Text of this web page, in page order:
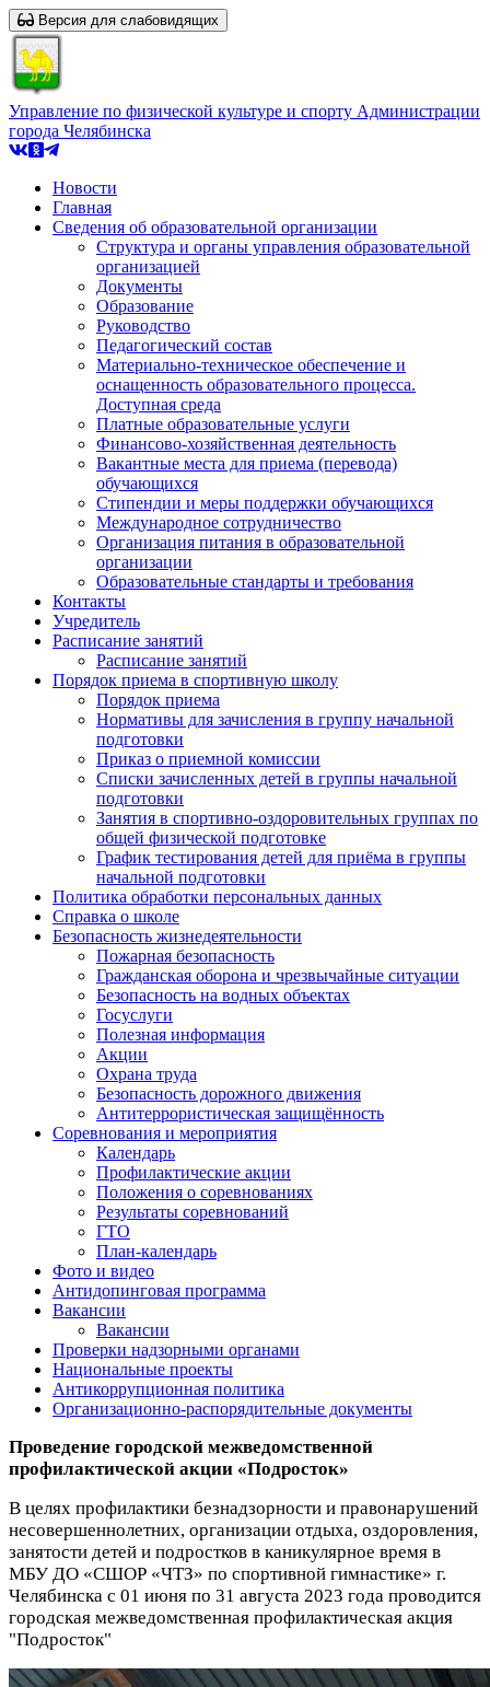
Версия для слабовидящих
Управление по физической культуре и спорту Администрации
города Челябинска
Новости
Главная
Сведения об образовательной организации
Структура и органы управления образовательной
организацией
Документы
Образование
Руководство
Педагогический состав
Материально-техническое обеспечение и
оснащенность образовательного процесса.
Доступная среда
Платные образовательные услуги
Финансово-хозяйственная деятельность
Вакантные места для приема (перевода)
обучающихся
Стипендии и меры поддержки обучающихся
Международное сотрудничество
Организация питания в образовательной
организации
Образовательные стандарты и требования
Контакты
Учредитель
Расписание занятий
Расписание занятий
Порядок приема в спортивную школу
Порядок приема
Нормативы для зачисления в группу начальной
подготовки
Приказ о приемной комиссии
Списки зачисленных детей в группы начальной
подготовки
Занятия в спортивно-оздоровительных группах по
общей физической подготовке
График тестирования детей для приёма в группы
начальной подготовки
Политика обработки персональных данных
Справка о школе
Безопасность жизнедеятельности
Пожарная безопасность
Гражданская оборона и чрезвычайные ситуации
Безопасность на водных объектах
Госуслуги
Полезная информация
Акции
Охрана труда
Безопасность дорожного движения
Антитеррористическая защищённость
Соревнования и мероприятия
Календарь
Профилактические акции
Положения о соревнованиях
Результаты соревнований
ГТО
План-календарь
Фото и видео
Антидопинговая программа
Вакансии
Вакансии
Проверки надзорными органами
Национальные проекты
Антикоррупционная политика
Организационно-распорядительные документы
Проведение городской межведомственной
профилактической акции «Подросток»
В целях профилактики безнадзорности и правонарушений
несовершеннолетних, организации отдыха, оздоровления,
занятости детей и подростков в каникулярное время в
МБУ ДО «СШОР «ЧТЗ» по спортивной гимнастике» г.
Челябинска с 01 июня по 31 августа 2023 года проводится
городская межведомственная профилактическая акция
"Подросток"